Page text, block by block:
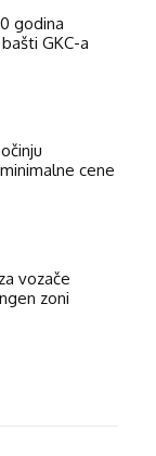
godina
GKC-a
cene
vozače
zoni